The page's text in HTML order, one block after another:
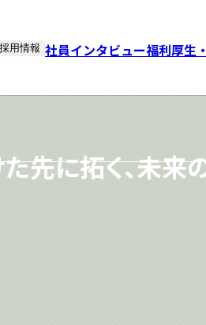
用情報 社員インタビュー福利厚生
先に拓く、未来